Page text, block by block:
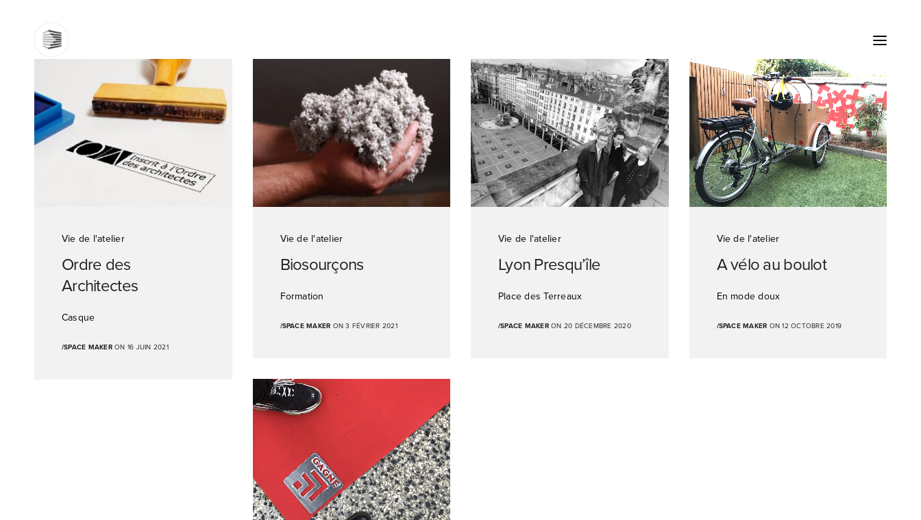
Vie de l'atelier
Ordre des
Architectes
Casque
/SPACE MAKERON 16 JUIN 2021
Vie de l'atelier
Biosourçons
Formation
/SPACE MAKER ON 3 FÉVRIER 2021
Vie de l'atelier
Lyon Presqu’île
Place des Terreaux
/SPACE MAKERON 20 DÉCEMBRE 2020
Vie de l'atelier
A vélo au boulot
En mode doux
/SPACE MAKER ON 12 OCTOBRE 2019